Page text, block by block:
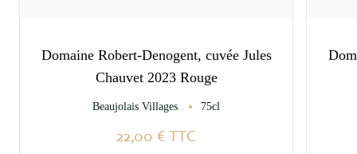
Domaine Robert-Denogent, cuvée Jules
Chauvet 2023 Rouge
Beaujolais Villages 75cl
22,00 €TTC